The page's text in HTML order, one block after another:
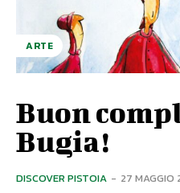
ARTE
Buon
Bugia!
DISCOVER PISTOIA - 27 MAGGIO